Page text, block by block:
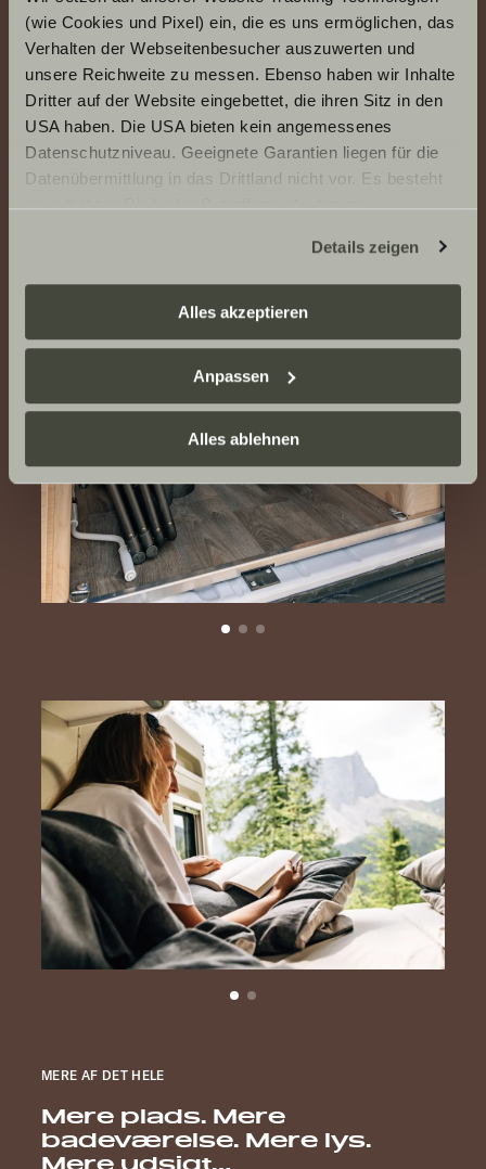
(wie Cookies und Pixel) ein, die es uns ermöglichen, das
Verhalten der Webseitenbesucher auszuwerten und
unsere Reichweite zu messen. Ebenso haben wir Inhalte
Dritter auf der Website eingebettet, die ihren Sitz in den
USA haben. Die USA bieten kein angemessenes
Datenschutzniveau. Geeignete Garantien liegen für die
Datenübermittlung in das Drittland nicht vor. Es besteht
ein erhöhtes Risiko für Betroffene, da diesen
zustehen. Eingesetzte Dienstleister können Daten für
eigene Zwecke verarbeiten und mit anderen Daten
zusammenführen. Weitere Informationen finden Sie hier:
Datenschutzerklärung
einzelne Cookies/Dienste in den Einstellungen aus,
erteilen Sie uns Ihre Einwilligung zur Verarbeitung Ihrer
Daten zu den genannten Zwecken. Die Einwilligung ist
freiwillig, für den Besuch der Website nicht erforderlich
und kann jederzeit über die Einstellungen widerrufen
werden. Klicken Sie auf Ablehnen, werden nur die
notwendigen Cookies auf der Webseite gesetzt, die für
den störungsfreien Betrieb der Webseite und die
Ermöglichung der Seitennavigation erforderlich sind.
Details zeigen
Alles akzeptieren
Anpassen
Alles ablehnen
MERE AF DET HELE
Mere plads. Mere
badeværelse. Mere lys.